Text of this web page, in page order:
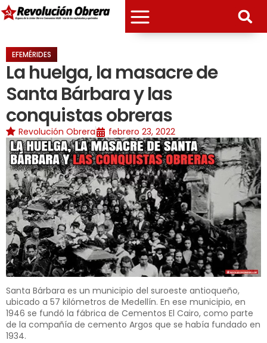
EFEMÉRIDES
La huelga, la masacre de
Santa Bárbara y las
conquistas obreras
Revolución Obrera febrero 23, 2022
Santa Bárbara es un municipio del suroeste antioqueño,
ubicado a 57 kilómetros de Medellín. En ese municipio, en
1946 se fundó la fábrica de Cementos El Cairo, como parte
de la compañía de cemento Argos que se había fundado en
1934.